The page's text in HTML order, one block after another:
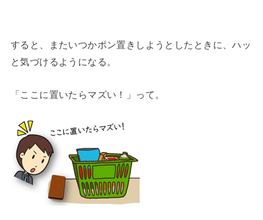
すると、またいつかポン置きしようとしたときに、ハッ
と気づけるようになる。
「ここに置いたらマズい！」って。